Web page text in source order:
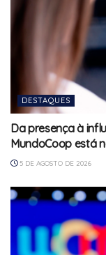
DESTAQUES
Da presença à
MundoCoop está
5 DE AGOSTO DE 2026